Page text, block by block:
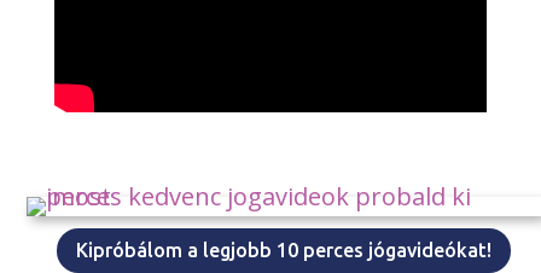
Kipróbálom a legjobb 10 perces jógavideókat!